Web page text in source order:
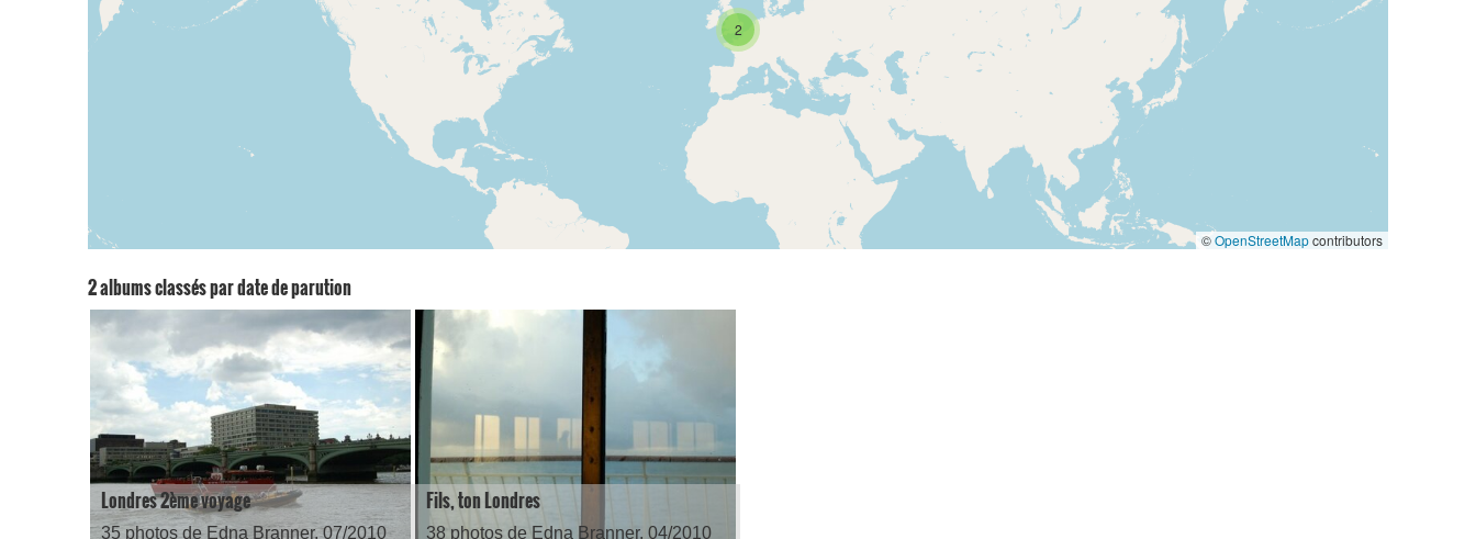
2
©OpenStreetMapcontributors
2 albums classés par date de parution
Londres 2ème voyage
35 photos de Edna Branner, 07/2010
Fils, ton Londres
38 photos de Edna Branner, 04/2010